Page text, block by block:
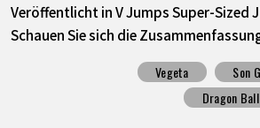
Veröffentlicht in V Jumps Super-Sized
Schauen Sie sich die
Vegeta Son
Dragon